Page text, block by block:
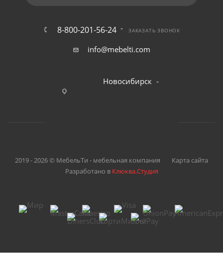
8-800-201-56-24 ЗАКАЗАТЬ ЗВОНОК
info@mebelti.com
Новосибирск
2019 - 2026 © МебельТи - мебельная компания
Карта сайта
Разработано в Клюква.Студия